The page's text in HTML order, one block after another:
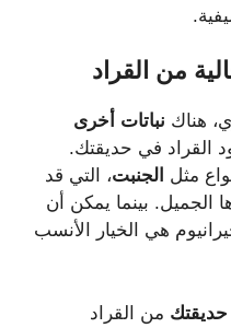
من القراد
هناك نباتات أخرى
القراد في حديقتك.
مثل الجنبت، التي قد
الجميل. بينما يمكن أن
هي الخيار الأنسب
حديقتك من القراد